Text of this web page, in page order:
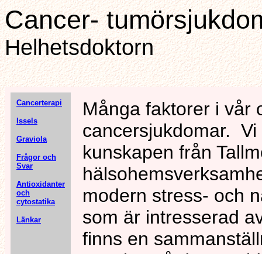
Cancer-
Helhetsdoktorn
Cancerterapi
Issels
Graviola
Frågor och
Svar
Antioxidanter
och
cytostatika
Länkar
Många faktorer i vår
cancersjukdomar.
kunskapen från
modern stress- och
som är intresserad
finns en